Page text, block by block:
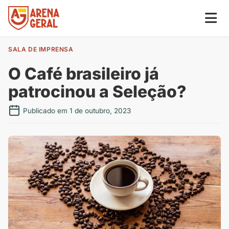
SALA DE IMPRENSA
O Café brasileiro já
patrocinou a Seleção?
Publicado em 1 de outubro, 2023